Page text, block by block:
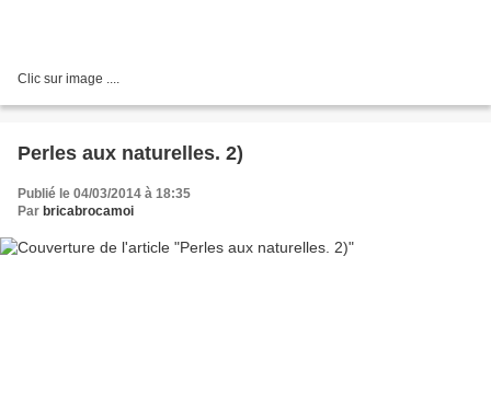
Clic sur image ....
Perles aux naturelles. 2)
Publié le 04/03/2014 à 18:35
Par bricabrocamoi